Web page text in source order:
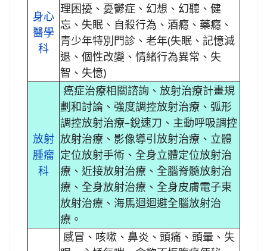
身心
醫學
科
理困擾、憂鬱症、幻想、幻聽、健
忘、失眠、自殺行為、酒癮、藥癮、
青少年特別門診、老年(失眠、記憶減
退、個性改變、情緒行為異常、失
智、失憶)
放射
腫瘤
科
癌症治療相關諮詢、放射治療計畫規
劃和討論、強度調控放射治療、弧形
調控放射治療–銳速刀、主動呼吸調控
放射治療、影像導引放射治療、立體
定位放射手術、全身立體定位放射治
療、近接放射治療、全腦脊髓放射治
療、全身放射治療、全身皮膚電子束
放射治療、海馬迴迴避全腦放射治
療。
感冒、咳嗽、鼻炎、頭痛、頭暈、失